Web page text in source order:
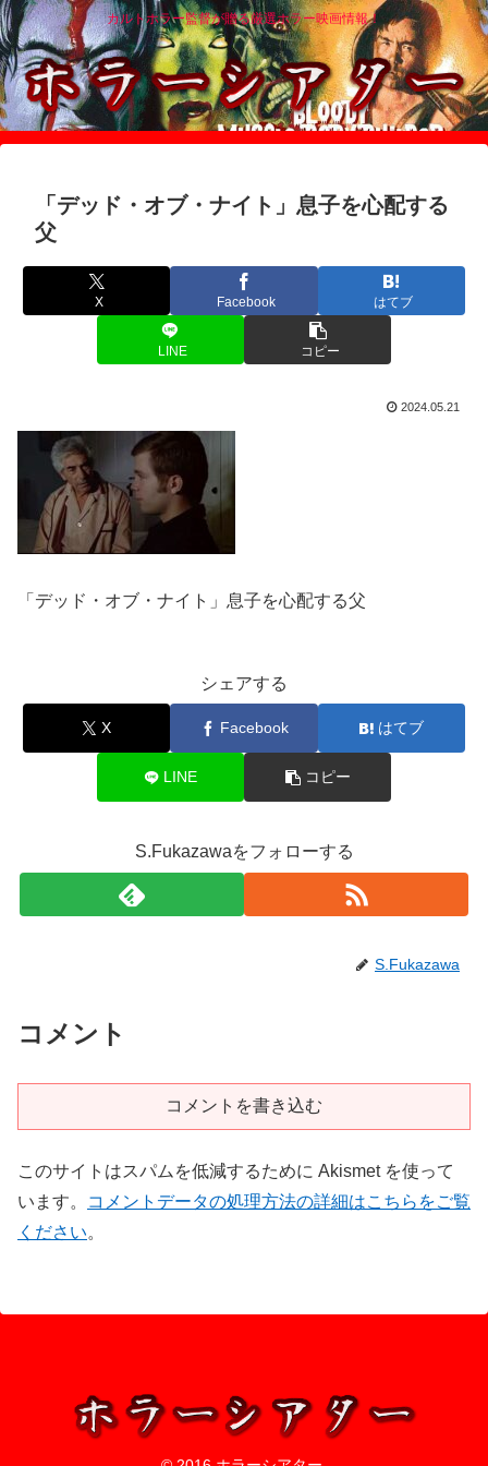
カルトホラー監督が贈る厳選ホラー映画情報！
「デッド・オブ・ナイト」息子を心配する
父
X Facebook はてブ
LINE コピー
2024.05.21
「デッド・オブ・ナイト」息子を心配する父
シェアする
X Facebook はてブ
LINE コピー
S.Fukazawaをフォローする
S.Fukazawa
コメント
コメントを書き込む
このサイトはスパムを低減するために Akismet を使って
います。
コメントデータの処理方法の詳細はこちらをご覧
ください。